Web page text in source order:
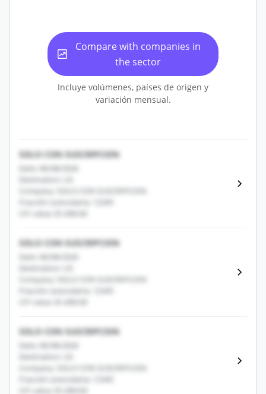
Compare with companies in
the sector
Incluye volúmenes, países de origen y
variación mensual.
SOLO CON SUSCRIPCION
Date: 06/08/2026
Destination: US
Company: SOLO CON SUSCRIPCION
Fracción arancelaria: 12345
CIF value: $1,000.00
SOLO CON SUSCRIPCION
Date: 06/08/2026
Destination: US
Company: SOLO CON SUSCRIPCION
Fracción arancelaria: 12345
CIF value: $1,000.00
SOLO CON SUSCRIPCION
Date: 06/08/2026
Destination: US
Company: SOLO CON SUSCRIPCION
Fracción arancelaria: 12345
CIF value: $1,000.00